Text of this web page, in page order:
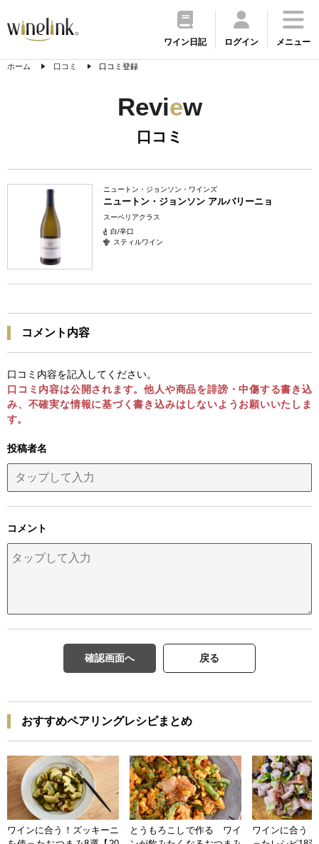
ワイン日記 ログイン メニュー
ホーム 口コミ 口コミ登録
Review
口コミ
ニュートン・ジョンソン・ワインズ
ニュートン・ジョンソン アルバリーニョ
スーペリアクラス
白/辛口
スティルワイン
コメント内容
口コミ内容を記入してください。
口コミ内容は公開されます。他人や商品を誹謗・中傷する書き込
み、不確実な情報に基づく書き込みはしないようお願いいたしま
す。
投稿者名
コメント
確認画面へ 戻る
おすすめペアリングレシピまとめ
ワインに合う！ズッキーニ
とうもろこしで作る ワイ
ワインに合う